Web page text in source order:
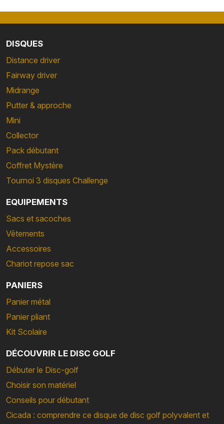
DISQUES
Distance driver
Fairway driver
Midrange
Putter & approche
Mini
Collector
Pack débutant
Coffret Mystère
Tournoi 3 disques Challenge
EQUIPEMENTS
Sacs et sacoches
Vêtements
Accessoires
Chariot repose sac
PANIERS
Panier métal
Panier pliant
Kit Scolaire
DÉCOUVRIR LE DISC GOLF
Débuter le Disc-golf
Choisir son matériel
Conseils pour débutant
Cicada : comprendre ce disque de disc golf polyvalent et